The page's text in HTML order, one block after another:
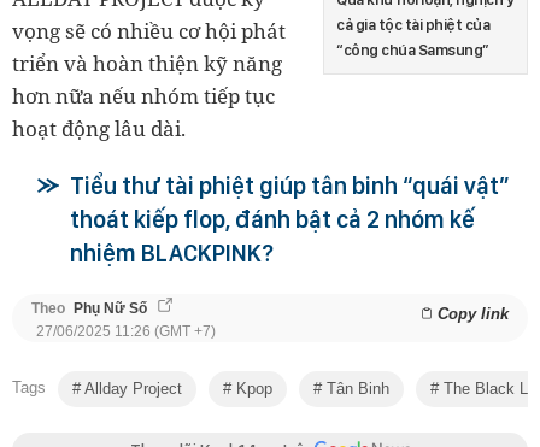
cả gia tộc tài phiệt của
“công chúa Samsung”
vọng sẽ có nhiều cơ hội phát
triển và hoàn thiện kỹ năng
hơn nữa nếu nhóm tiếp tục
hoạt động lâu dài.
Tiểu thư tài phiệt giúp tân binh “quái vật”
thoát kiếp flop, đánh bật cả 2 nhóm kế
nhiệm BLACKPINK?
Theo Phụ Nữ Số Copy link
27/06/2025 11:26 (GMT +7)
Tags Allday Project Kpop Tân Binh The Black